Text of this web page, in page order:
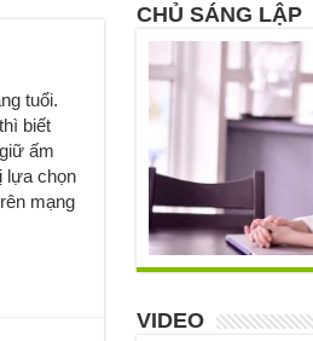
tuổi.
biết
ấm
lựa chọn
mạng
CHỦ SÁNG LẬP
VIDEO